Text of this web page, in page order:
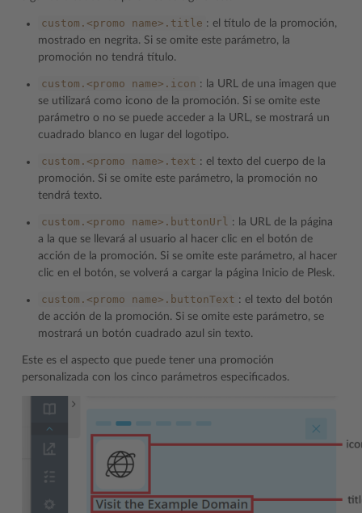
custom.<promo name>.title : el título de la promoción,
mostrado en negrita. Si se omite este parámetro, la
promoción no tendrá título.
custom.<promo name>.icon : la URL de una imagen que
se utilizará como icono de la promoción. Si se omite este
parámetro o no se puede acceder a la URL, se mostrará un
cuadrado blanco en lugar del logotipo.
custom.<promo name>.text : el texto del cuerpo de la
promoción. Si se omite este parámetro, la promoción no
tendrá texto.
custom.<promo name>.buttonUrl : la URL de la página
a la que se llevará al usuario al hacer clic en el botón de
acción de la promoción. Si se omite este parámetro, al hacer
clic en el botón, se volverá a cargar la página Inicio de Plesk.
custom.<promo name>.buttonText : el texto del botón
de acción de la promoción. Si se omite este parámetro, se
mostrará un botón cuadrado azul sin texto.
Este es el aspecto que puede tener una promoción
personalizada con los cinco parámetros especificados.